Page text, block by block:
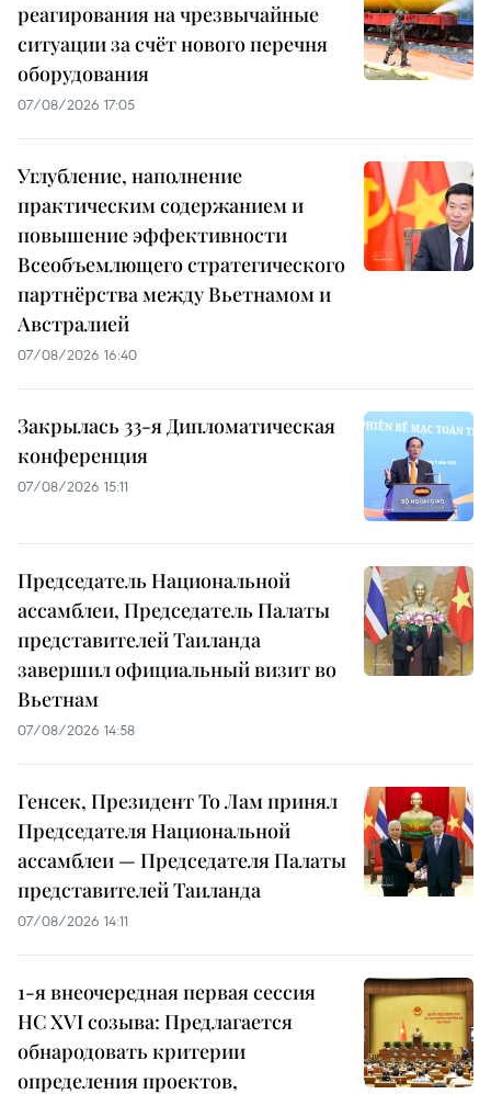
реагирования на чрезвычайные
ситуации за счёт нового перечня
оборудования
07/08/2026 17:05
Углубление, наполнение
практическим содержанием и
повышение эффективности
Всеобъемлющего стратегического
партнёрства между Вьетнамом и
Австралией
07/08/2026 16:40
Закрылась 33-я Дипломатическая
конференция
07/08/2026 15:11
Председатель Национальной
ассамблеи, Председатель Палаты
представителей Таиланда
завершил официальный визит во
Вьетнам
07/08/2026 14:58
Генсек, Президент То Лам принял
Председателя Национальной
ассамблеи — Председателя Палаты
представителей Таиланда
07/08/2026 14:11
1-я внеочередная первая сессия
НС XVI созыва: Предлагается
обнародовать критерии
определения проектов,